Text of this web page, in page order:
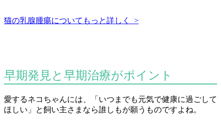
猫の乳腺腫瘍についてもっと詳しく >
早期発見と早期治療がポイント
愛するネコちゃんには、「いつまでも元気で健康に過ごして
ほしい」と飼い主さまなら誰しもが願うものですよね。